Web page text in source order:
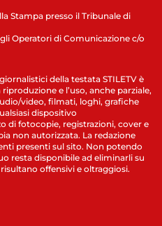
Stampa presso il Tribunale di
Operatori di Comunicazione c/o
della testata STILETV è
e l’uso, anche parziale,
video, filmati, loghi, grafiche
dispositivo
di fotocopie, registrazioni, cover e
non autorizzata. La redazione
presenti sul sito. Non potendo
resta disponibile ad eliminarli su
offensivi e oltraggiosi.